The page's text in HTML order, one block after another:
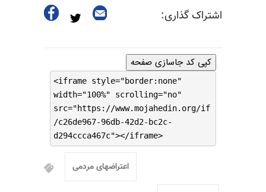
اشتراک گذاری:
کپی کد جاسازی صفحه
<iframe style="border:none"
width="100%" scrolling="no"
src="https://www.mojahedin.org/if
/c26de967-96db-42d2-bc2c-
d294ccca467c"></iframe>
اعتراضهای مردمی